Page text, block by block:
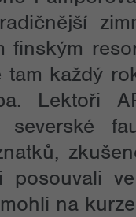
finským
tam každý
Lektoři
severské
posouvali
na